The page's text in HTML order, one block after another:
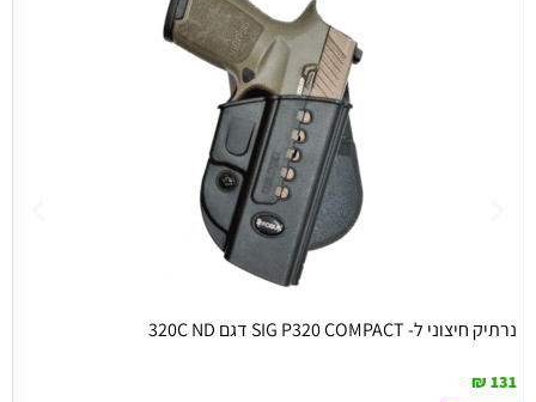
נרתיק חיצוני ל- SIG P320 COMPACT דגם 320C ND
131
₪